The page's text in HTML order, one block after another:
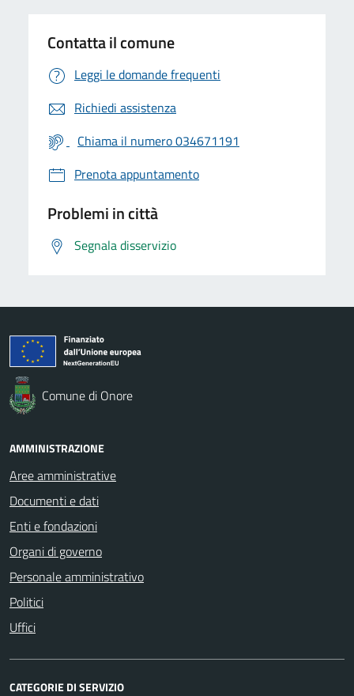
Contatta il comune
Leggi le domande frequenti
Richiedi assistenza
Chiama il numero 034671191
Prenota appuntamento
Problemi in città
Segnala disservizio
Comune di Onore
AMMINISTRAZIONE
Aree amministrative
Documenti e dati
Enti e fondazioni
Organi di governo
Personale amministrativo
Politici
Uffici
CATEGORIE DI SERVIZIO